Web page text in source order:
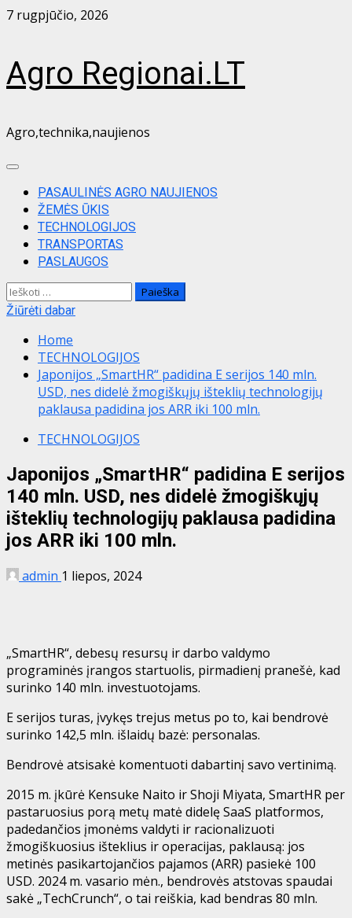
Skip
7 rugpjūčio, 2026
Agro Regionai.LT
Agro,technika,naujienos
Primary
MenuPASAULINĖS AGRO NAUJIENOS
ŽEMĖS ŪKIS
TECHNOLOGIJOS
TRANSPORTAS
PASLAUGOS
Ieškoti:
Žiūrėti dabar
Home
TECHNOLOGIJOS
Japonijos „SmartHR“ padidina E serijos 140 mln.
USD, nes didelė žmogiškųjų išteklių technologijų
paklausa padidina jos ARR iki 100 mln.
TECHNOLOGIJOS
Japonijos „SmartHR“ padidina E serijos
140 mln. USD, nes didelė žmogiškųjų
išteklių technologijų paklausa padidina
jos ARR iki 100 mln.
admin 1 liepos, 2024
„SmartHR“, debesų resursų ir darbo valdymo
programinės įrangos startuolis, pirmadienį pranešė, kad
surinko 140 mln. investuotojams.
E serijos turas, įvykęs trejus metus po to, kai bendrovė
surinko 142,5 mln. išlaidų bazė: personalas.
Bendrovė atsisakė komentuoti dabartinį savo vertinimą.
2015 m. įkūrė Kensuke Naito ir Shoji Miyata, SmartHR per
pastaruosius porą metų matė didelę SaaS platformos,
padedančios įmonėms valdyti ir racionalizuoti
žmogiškuosius išteklius ir operacijas, paklausą: jos
metinės pasikartojančios pajamos (ARR) pasiekė 100
USD. 2024 m. vasario mėn., bendrovės atstovas spaudai
sakė „TechCrunch“, o tai reiškia, kad bendras 80 mln.